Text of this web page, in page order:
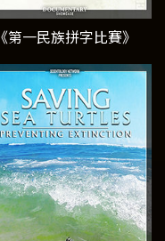
《第一民族拼字比賽》